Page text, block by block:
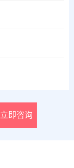
立即咨询